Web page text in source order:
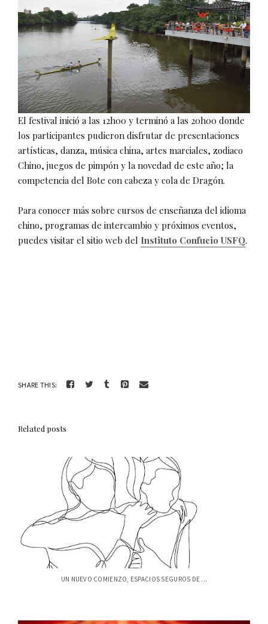
El festival inició a las 12h00 y terminó a las 20h00 donde
los participantes pudieron disfrutar de presentaciones
artísticas, danza, música china, artes marciales, zodiaco
Chino, juegos de pimpón y la novedad de este año; la
competencia del Bote con cabeza y cola de Dragón.
Para conocer más sobre cursos de enseñanza del idioma
chino, programas de intercambio y próximos eventos,
puedes visitar el sitio web del Instituto Confucio USFQ.
SHARE THIS:
Related posts
UN NUEVO COMIENZO, ESPACIOS SEGUROS DE ...